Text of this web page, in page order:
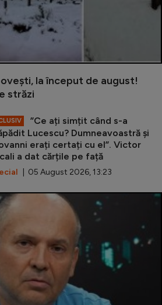
la început de august!
străzi
”Ce ați simțit când s-a
Lucescu? Dumneavoastră și
erați certați cu el”. Victor
a dat cărțile pe față
| 05 August 2026, 13:23